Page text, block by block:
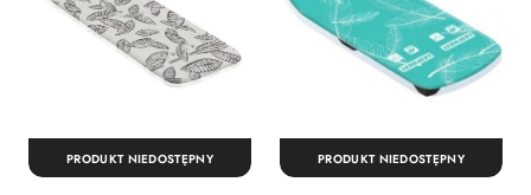
PRODUKT NIEDOSTĘPNY PRODUKT NIEDOSTĘPNY